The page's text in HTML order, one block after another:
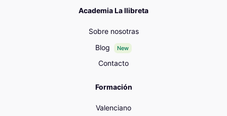
Academia La llibreta
Sobre nosotras
Blog
New
Contacto
Formación
Valenciano